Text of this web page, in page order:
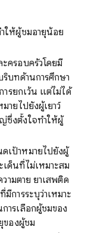
ให้ผู้ชมอายุน้อย
ครอบครัวโดยมี
บทด้านการศึกษา
ารยกเว้น แต่ไม่ได้
ายไปยังผู้เยาว์
ซึ่งตั้งใจทำให้ผู้
เป้าหมายไปยังผู้
ด็นที่ไม่เหมาะสม
ามตาย ยาเสพติด
การระบุว่าเหมาะ
ารเลือกผู้ชมของ
ของผู้ชม